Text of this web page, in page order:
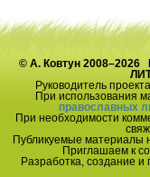
© А. Ковтун
Руководитель
При использования
православных
При необходимости
Публикуемые материалы
Приглашаем к
Разработка, создание и